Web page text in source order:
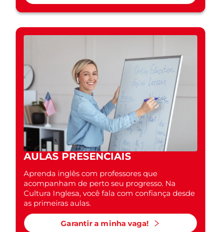
AULAS PRESENCIAIS
Aprenda inglês com professores que
acompanham de perto seu progresso. Na
Cultura Inglesa, você fala com confiança desde
as primeiras aulas.
Garantir a minha vaga!